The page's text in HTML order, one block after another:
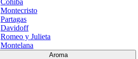
Cohiba
Montecristo
Partagas
Davidoff
Romeo y Julieta
Montelana
Aroma